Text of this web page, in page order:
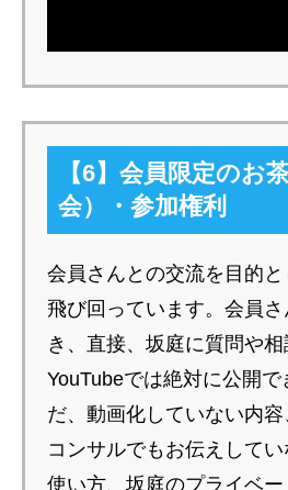
【6】会員限定のお
会）・参加権利
会員さんとの交流を目的
飛び回っています。会員
き、直接、坂庭に質問や相
YouTubeでは絶対に公開で
だ、動画化していない内
コンサルでもお伝えして
使い方、坂庭のプライベ